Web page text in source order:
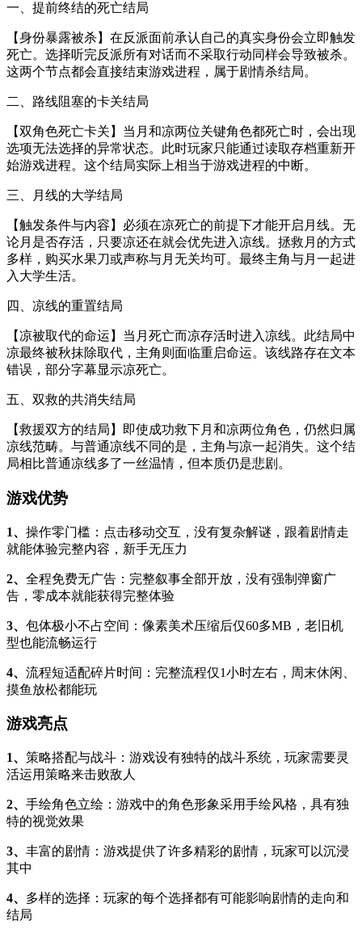
一、提前终结的死亡结局
【身份暴露被杀】在反派面前承认自己的真实身份会立即触发
死亡。选择听完反派所有对话而不采取行动同样会导致被杀。
这两个节点都会直接结束游戏进程，属于剧情杀结局。
二、路线阻塞的卡关结局
【双角色死亡卡关】当月和凉两位关键角色都死亡时，会出现
选项无法选择的异常状态。此时玩家只能通过读取存档重新开
始游戏进程。这个结局实际上相当于游戏进程的中断。
三、月线的大学结局
【触发条件与内容】必须在凉死亡的前提下才能开启月线。无
论月是否存活，只要凉还在就会优先进入凉线。拯救月的方式
多样，购买水果刀或声称与月无关均可。最终主角与月一起进
入大学生活。
四、凉线的重置结局
【凉被取代的命运】当月死亡而凉存活时进入凉线。此结局中
凉最终被秋抹除取代，主角则面临重启命运。该线路存在文本
错误，部分字幕显示凉死亡。
五、双救的共消失结局
【救援双方的结局】即使成功救下月和凉两位角色，仍然归属
凉线范畴。与普通凉线不同的是，主角与凉一起消失。这个结
局相比普通凉线多了一丝温情，但本质仍是悲剧。
游戏优势
1、 操作零门槛：点击移动交互，没有复杂解谜，跟着剧情走
就能体验完整内容，新手无压力
2、 全程免费无广告：完整叙事全部开放，没有强制弹窗广
告，零成本就能获得完整体验
3、 包体极小不占空间：像素美术压缩后仅60多MB，老旧机
型也能流畅运行
4、 流程短适配碎片时间：完整流程仅1小时左右，周末休闲、
摸鱼放松都能玩
游戏亮点
1、 策略搭配与战斗：游戏设有独特的战斗系统，玩家需要灵
活运用策略来击败敌人
2、 手绘角色立绘：游戏中的角色形象采用手绘风格，具有独
特的视觉效果
3、 丰富的剧情：游戏提供了许多精彩的剧情，玩家可以沉浸
其中
4、 多样的选择：玩家的每个选择都有可能影响剧情的走向和
结局